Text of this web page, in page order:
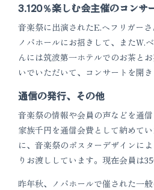
3.120％楽しむ会主催のコンサ
音楽祭に出演されたE.ヘフリガー
ノバホールにお招きして、またW.
んには筑波第一ホテルでのお茶と
いでいただいて、コンサートを開き
通信の発行、その他
音楽祭の情報や会員の声などを通
家族千円を通信会費として納めて
に、音楽祭のポスターデザインに
りお渡ししています。現在会員は
昨年秋、ノバホールで催された一